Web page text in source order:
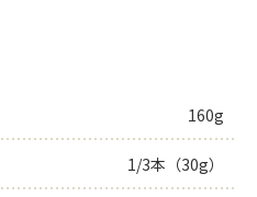
160g
1/3本（30g）